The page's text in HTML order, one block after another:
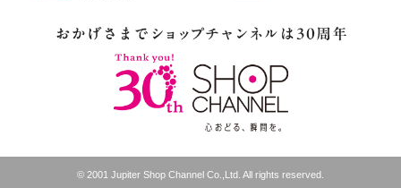
© 2001 Jupiter Shop Channel Co.,Ltd. All rights reserved.